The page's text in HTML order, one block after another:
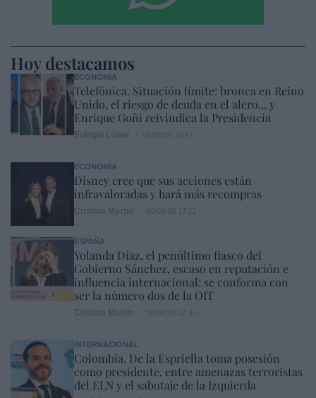
Hoy destacamos
ECONOMÍA
Telefónica. Situación límite: bronca en Reino
Unido, el riesgo de deuda en el alero... y
Enrique Goñi reivindica la Presidencia
ECONOMÍA
Disney cree que sus acciones están
infravaloradas y hará más recompras
ESPAÑA
Yolanda Díaz, el penúltimo fiasco del
Gobierno Sánchez, escaso en reputación e
influencia internacional: se conforma con
ser la número dos de la OIT
INTERNACIONAL
Colombia. De la Espriella toma posesión
como presidente, entre amenazas terroristas
del ELN y el sabotaje de la Izquierda